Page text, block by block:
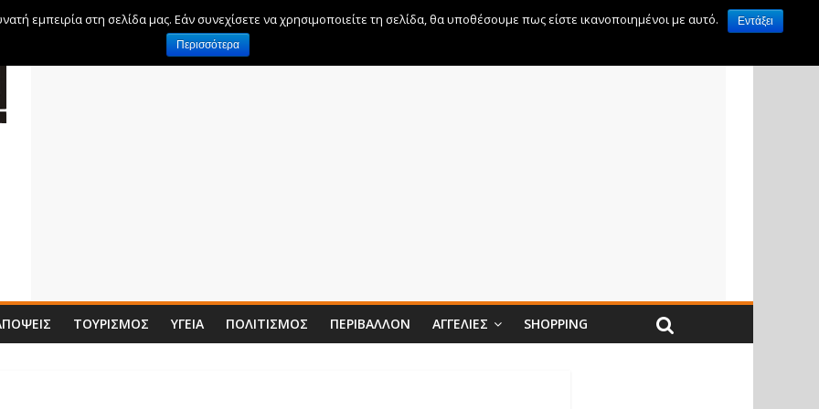
ΤΟΥΡΙΣΜΌΣ ΥΓΕΊΑ ΠΟΛΙΤΙΣΜΌΣ ΠΕΡΙΒΆΛΛΟΝ ΑΓΓΕΛΊΕΣ SHOPPING
εμπειρία στη σελίδα μας. Εάν συνεχίσετε να χρησιμοποιείτε τη σελίδα, θα υποθέσουμε πως είστε ικανοποιημένοι με αυτό.
Εντάξει
Περισσότερα